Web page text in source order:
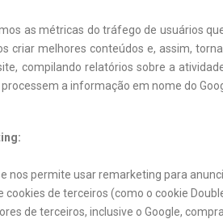
as métricas do tráfego de usuários
criar melhores conteúdos e, assim,
compilando relatórios sobre a
a informação em nome do
nos permite usar remarketing para
cookies de terceiros (como o cookie
de terceiros, inclusive o Google,